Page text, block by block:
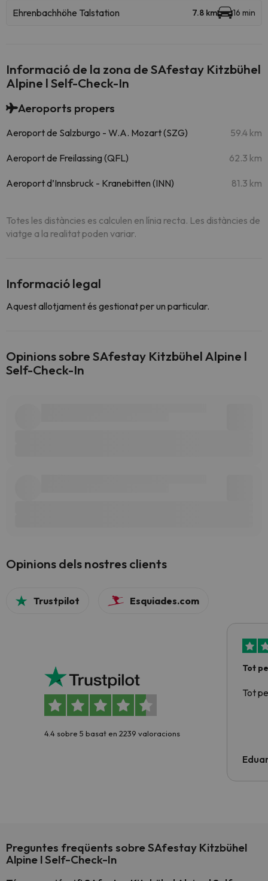
Ehrenbachhöhe Talstation 7.8 km 16 min
Informació de la zona de SAfestay Kitzbühel
Alpine l Self-Check-In
Aeroports propers
Aeroport de Salzburgo - W.A. Mozart (SZG) 59.4 km
Aeroport de Freilassing (QFL) 62.3 km
Aeroport d’Innsbruck - Kranebitten (INN) 81.3 km
Totes les distàncies es calculen en línia recta. Les distàncies de
viatge a la realitat poden variar.
Informació legal
Aquest allotjament és gestionat per un particular.
Opinions sobre SAfestay Kitzbühel Alpine l
Self-Check-In
Opinions dels nostres clients
Trustpilot Esquiades.com
4.4 sobre 5 basat en 2239 valoracions
Tot
Tot
Preguntes freqüents sobre SAfestay Kitzbühel
Alpine l Self-Check-In